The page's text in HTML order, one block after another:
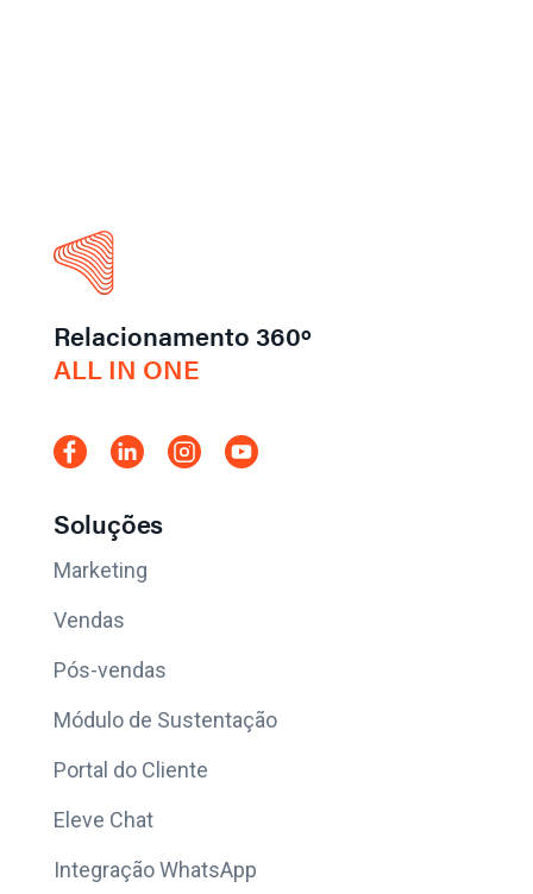
Relacionamento 360º
ALL IN ONE
Soluções
Marketing
Vendas
Pós-vendas
Módulo de Sustentação
Portal do Cliente
Eleve Chat
Integração WhatsApp